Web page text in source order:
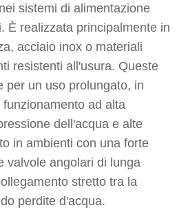
sistemi di alimentazione
È realizzata principalmente in
acciaio inox o materiali
resistenti all'usura. Queste
per un uso prolungato, in
ad alta
dell'acqua e alte
in ambienti con una forte
valvole angolari di lunga
stretto tra la
perdite d'acqua.